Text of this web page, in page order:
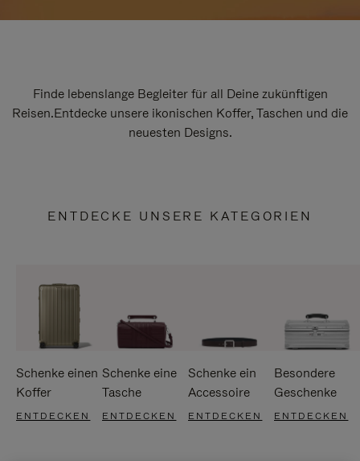
Finde lebenslange Begleiter für all Deine zukünftigen
Reisen.Entdecke unsere ikonischen Koffer, Taschen und die
neuesten Designs.
ENTDECKE UNSERE KATEGORIEN
Schenke einen
Koffer
ENTDECKEN
Schenke eine
Tasche
ENTDECKEN
Schenke ein
Accessoire
ENTDECKEN
Besondere
Geschenke
ENTDECKEN